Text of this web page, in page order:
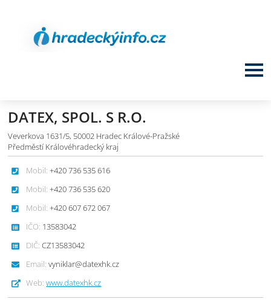
DATEX, SPOL. S R.O.
Veverkova 1631/5, 50002 Hradec Králové-Pražské
Předměstí Královéhradecký kraj
Mobil: +420 736 535 616
Mobil: +420 736 535 620
Mobil: +420 607 672 067
IČO: 13583042
DIČ: CZ13583042
Email: vyniklar@datexhk.cz
Web: www.datexhk.cz